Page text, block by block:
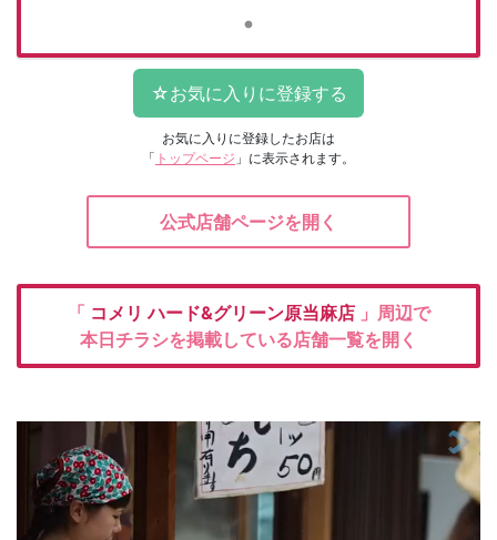
お気に入りに登録したお店は
「 トップページ 」に表示されます。
公式店舗ページを開く
「 コメリハード&グリーン原当麻店 」周辺で
本日チラシを掲載している店舗一覧を開く